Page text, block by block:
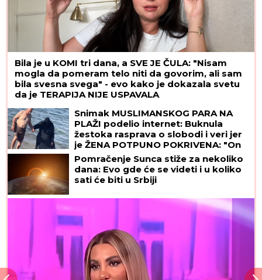
Bila je u KOMI tri dana, a SVE JE ČULA: "Nisam
mogla da pomeram telo niti da govorim, ali sam
bila svesna svega" - evo kako je dokazala svetu
da je TERAPIJA NIJE USPAVALA
Snimak MUSLIMANSKOG PARA NA
PLAŽI podelio internet: Buknula
žestoka rasprava o slobodi i veri jer
je ŽENA POTPUNO POKRIVENA: "On
šeta golog stomaka, dok ona ne
može da diše"
Pomračenje Sunca stiže za nekoliko
dana: Evo gde će se videti i u koliko
sati će biti u Srbiji